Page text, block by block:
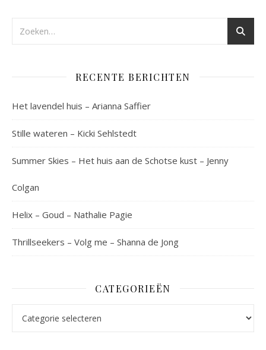
RECENTE BERICHTEN
Het lavendel huis – Arianna Saffier
Stille wateren – Kicki Sehlstedt
Summer Skies – Het huis aan de Schotse kust – Jenny
Colgan
Helix – Goud – Nathalie Pagie
Thrillseekers – Volg me – Shanna de Jong
CATEGORIEËN